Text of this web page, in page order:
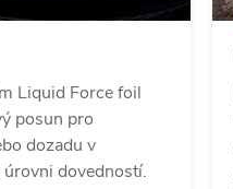
Liquid Force foil
posun pro
dozadu v
dovedností.